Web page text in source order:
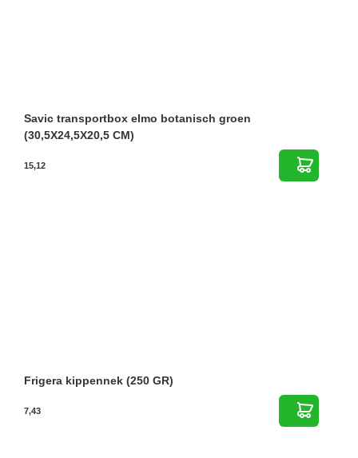
Savic transportbox elmo botanisch groen
(30,5X24,5X20,5 CM)
15,12
Frigera kippennek (250 GR)
7,43